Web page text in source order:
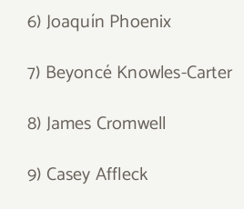
6) Joaquín Phoenix
7) Beyoncé Knowles-Carter
8) James Cromwell
9) Casey Affleck